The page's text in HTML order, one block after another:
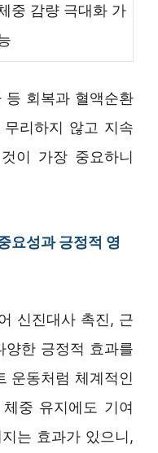
중 감량 극대화 가
등 회복과 혈액순환
리하지 않고 지속
이 가장 중요하니
요성과 긍정적 영
신진대사 촉진, 근
양한 긍정적 효과를
운동처럼 체계적인
중 유지에도 기여
는 효과가 있으니,